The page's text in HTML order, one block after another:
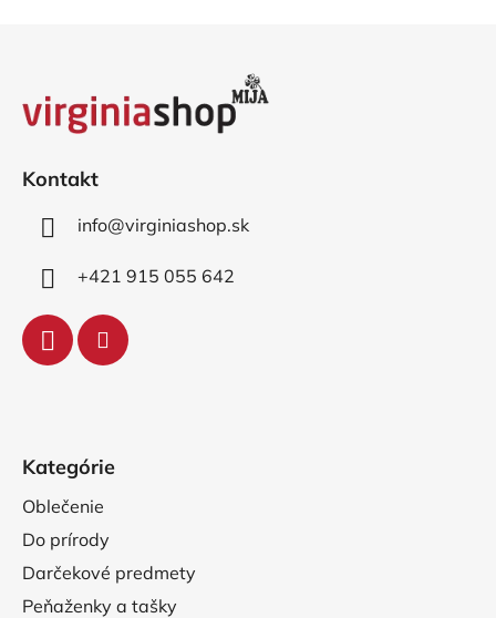
Kontakt
info@virginiashop.sk
+421 915 055 642
Kategórie
Oblečenie
Do prírody
Darčekové predmety
Peňaženky a tašky